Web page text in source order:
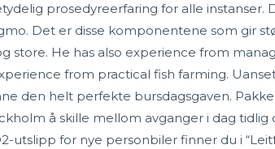
prosedyreerfaring for alle
Det er disse komponentene som gir
store. He has also experience from
from practical fish farming.
den helt perfekte bursdagsgaven.
å skille mellom avganger i dag
utslipp for nye personbiler finner du i